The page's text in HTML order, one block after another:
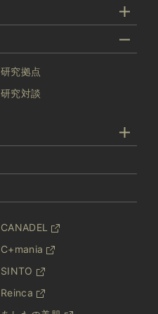
研究拠点
研究対談
CANADEL
C+mania
SINTO
Reinca